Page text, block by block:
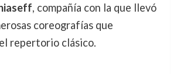
, compañía con la que llevó
coreografías que
repertorio clásico.